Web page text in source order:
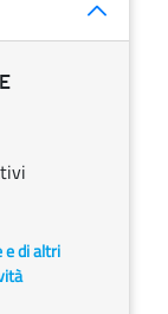
e di altri